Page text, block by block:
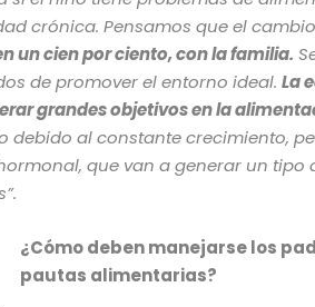
crónica. Pensamos que el
un cien por ciento, con la familia.
de promover el entorno ideal.La
grandes objetivos en la
debido al constante crecimiento,
que van a generar un
¿Cómo deben manejarse los
pautas alimentarias?